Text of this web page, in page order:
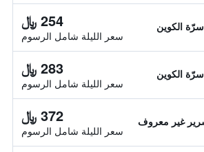
254 ﷼
سعر الليلة شامل الرسوم
283 ﷼
سعر الليلة شامل الرسوم
غير معروف 372 ﷼
سعر الليلة شامل الرسوم